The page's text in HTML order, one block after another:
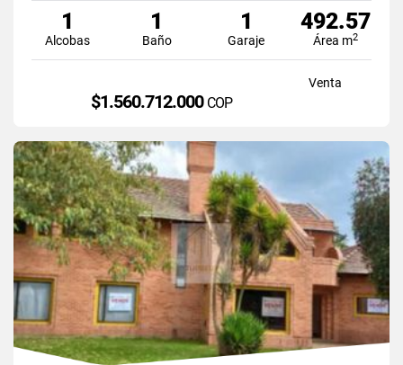
1
Alcobas
1
Baño
1
Garaje
492.57
Área m2
Venta
$1.560.712.000 COP